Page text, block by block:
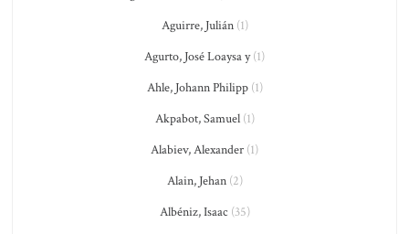
Aguirre, Julián(1)
Agurto, José Loaysa y(1)
Ahle, Johann Philipp(1)
Akpabot, Samuel(1)
Alabiev, Alexander (1)
Alain, Jehan(2)
Albéniz, Isaac (35)